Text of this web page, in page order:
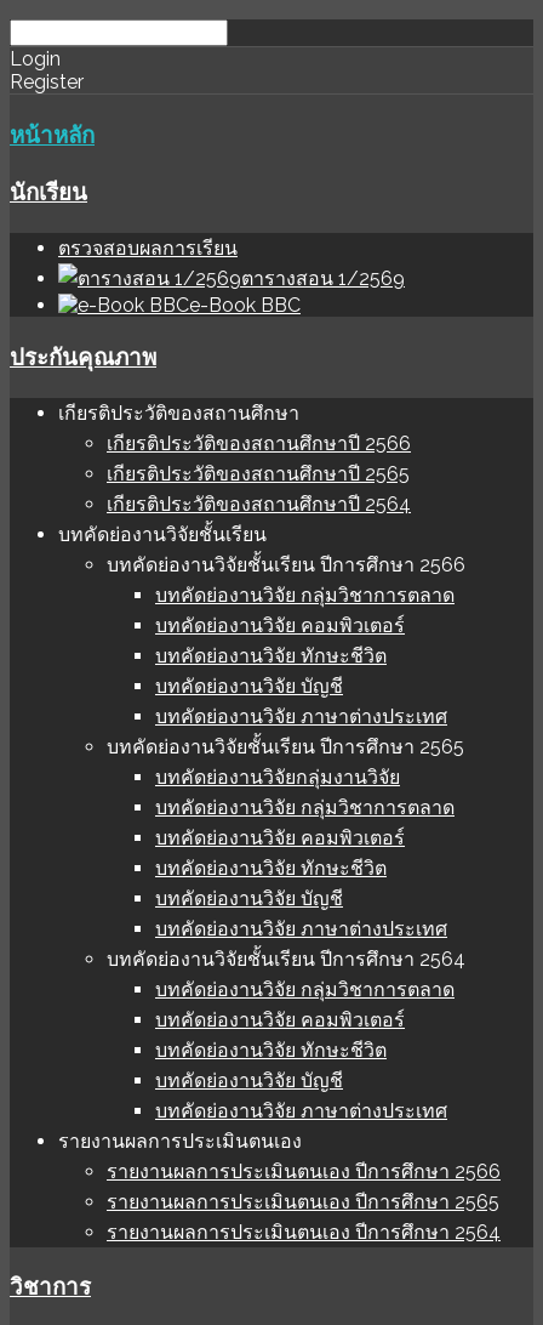
download
software
ihale
sınır
Login
Register
หน้าหลัก
นักเรียน
ตรวจสอบผลการเรียน
ตารางสอน 1/2569
e-Book BBC
ประกันคุณภาพ
เกียรติประวัติของสถานศึกษา
เกียรติประวัติของสถานศึกษาปี 2566
เกียรติประวัติของสถานศึกษาปี 2565
เกียรติประวัติของสถานศึกษาปี 2564
บทคัดย่องานวิจัยชั้นเรียน
บทคัดย่องานวิจัยชั้นเรียน ปีการศึกษา 2566
บทคัดย่องานวิจัย กลุ่มวิชาการตลาด
บทคัดย่องานวิจัย คอมพิวเตอร์
บทคัดย่องานวิจัย ทักษะชีวิต
บทคัดย่องานวิจัย บัญชี
บทคัดย่องานวิจัย ภาษาต่างประเทศ
บทคัดย่องานวิจัยชั้นเรียน ปีการศึกษา 2565
บทคัดย่องานวิจัยกลุ่มงานวิจัย
บทคัดย่องานวิจัย กลุ่มวิชาการตลาด
บทคัดย่องานวิจัย คอมพิวเตอร์
บทคัดย่องานวิจัย ทักษะชีวิต
บทคัดย่องานวิจัย บัญชี
บทคัดย่องานวิจัย ภาษาต่างประเทศ
บทคัดย่องานวิจัยชั้นเรียน ปีการศึกษา 2564
บทคัดย่องานวิจัย กลุ่มวิชาการตลาด
บทคัดย่องานวิจัย คอมพิวเตอร์
บทคัดย่องานวิจัย ทักษะชีวิต
บทคัดย่องานวิจัย บัญชี
บทคัดย่องานวิจัย ภาษาต่างประเทศ
รายงานผลการประเมินตนเอง
รายงานผลการประเมินตนเอง ปีการศึกษา 2566
รายงานผลการประเมินตนเอง ปีการศึกษา 2565
รายงานผลการประเมินตนเอง ปีการศึกษา 2564
วิชาการ